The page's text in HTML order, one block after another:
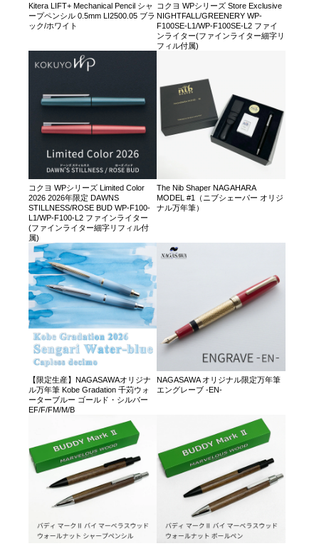
Kitera LIFT+ Mechanical Pencil シャ
ープペンシル 0.5mm LI2500.05 ブラ
ック/ホワイト
コクヨ WPシリーズ Store Exclusive
NIGHTFALL/GREENERY WP-
F100SE-L1/WP-F100SE-L2 ファイ
ンライター(ファインライター細字リ
フィル付属)
コクヨ WPシリーズ Limited Color
2026 2026年限定 DAWNS
STILLNESS/ROSE BUD WP-F100-
L1/WP-F100-L2 ファインライター
(ファインライター細字リフィル付
属)
The Nib Shaper NAGAHARA
MODEL #1（ニブシェーパー オリジ
ナル万年筆）
【限定生産】NAGASAWAオリジナ
ル万年筆 Kobe Gradation 千苅ウォ
ーターブルー ゴールド・シルバー
EF/F/FM/M/B
NAGASAWA オリジナル限定万年筆
エングレーブ -EN-